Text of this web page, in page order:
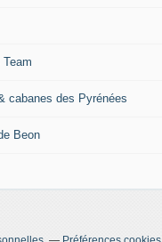
cabanes des Pyrénées
Beon